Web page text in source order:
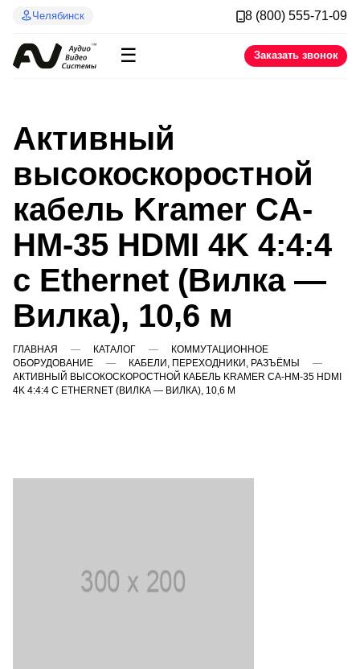
Челябинск 8 (800) 555-71-09
☰ Заказать звонок
Активный
высокоскоростной
кабель Kramer CA-
HM-35 HDMI 4K 4:4:4
c Ethernet (Вилка —
Вилка), 10,6 м
ГЛАВНАЯ КАТАЛОГ
КОММУТАЦИОННОЕ
ОБОРУДОВАНИЕ
КАБЕЛИ, ПЕРЕХОДНИКИ, РАЗЪЁМЫ
АКТИВНЫЙ ВЫСОКОСКОРОСТНОЙ КАБЕЛЬ KRAMER CA-HM-35 HDMI
4K 4:4:4 C ETHERNET (ВИЛКА — ВИЛКА), 10,6 М